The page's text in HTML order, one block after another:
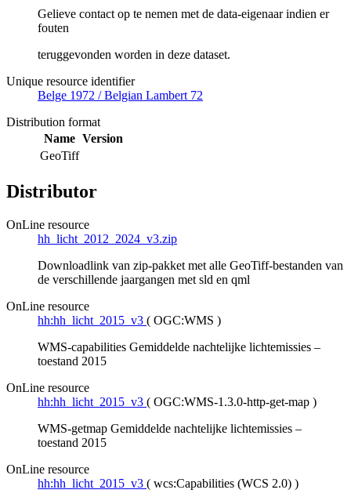
Gelieve contact op te nemen met de data-eigenaar indien er
fouten
teruggevonden worden in deze dataset.
Unique resource identifier
Belge 1972 / Belgian Lambert 72
Distribution format
Name Version
GeoTiff
Distributor
OnLine resource
hh_licht_2012_2024_v3.zip
Downloadlink van zip-pakket met alle GeoTiff-bestanden van
de verschillende jaargangen met sld en qml
OnLine resource
hh:hh_licht_2015_v3 ( OGC:WMS )
WMS-capabilities Gemiddelde nachtelijke lichtemissies –
toestand 2015
OnLine resource
hh:hh_licht_2015_v3 ( OGC:WMS-1.3.0-http-get-map )
WMS-getmap Gemiddelde nachtelijke lichtemissies –
toestand 2015
OnLine resource
hh:hh_licht_2015_v3 ( wcs:Capabilities (WCS 2.0) )